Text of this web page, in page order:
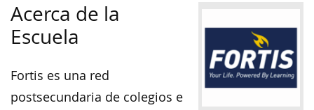
Acerca de la
Escuela
Fortis es una red
postsecundaria de colegios e